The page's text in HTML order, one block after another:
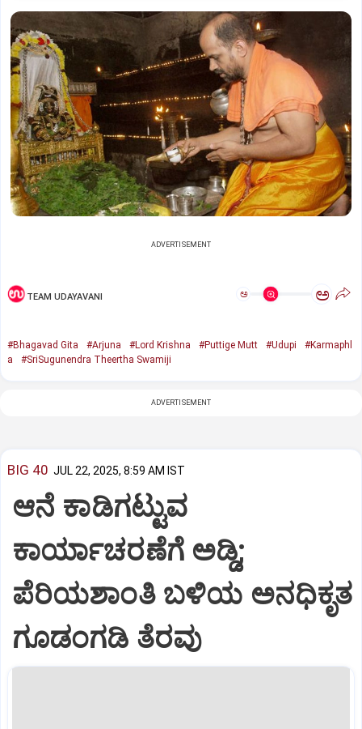
ADVERTISEMENT
TEAM UDAYAVANI ಅ ಅ
#Bhagavad Gita #Arjuna #Lord Krishna #Puttige Mutt #Udupi
#Karmaphl
a
#SriSugunendra Theertha Swamiji
ADVERTISEMENT
BIG 40 JUL 22, 2025, 8:59 AM IST
ಆನೆ ಕಾಡಿಗಟ್ಟುವ
ಕಾರ್ಯಾಚರಣೆಗೆ ಅಡ್ಡಿ;
ಪೆರಿಯಶಾಂತಿ ಬಳಿಯ ಅನಧಿಕೃತ
ಗೂಡಂಗಡಿ ತೆರವು